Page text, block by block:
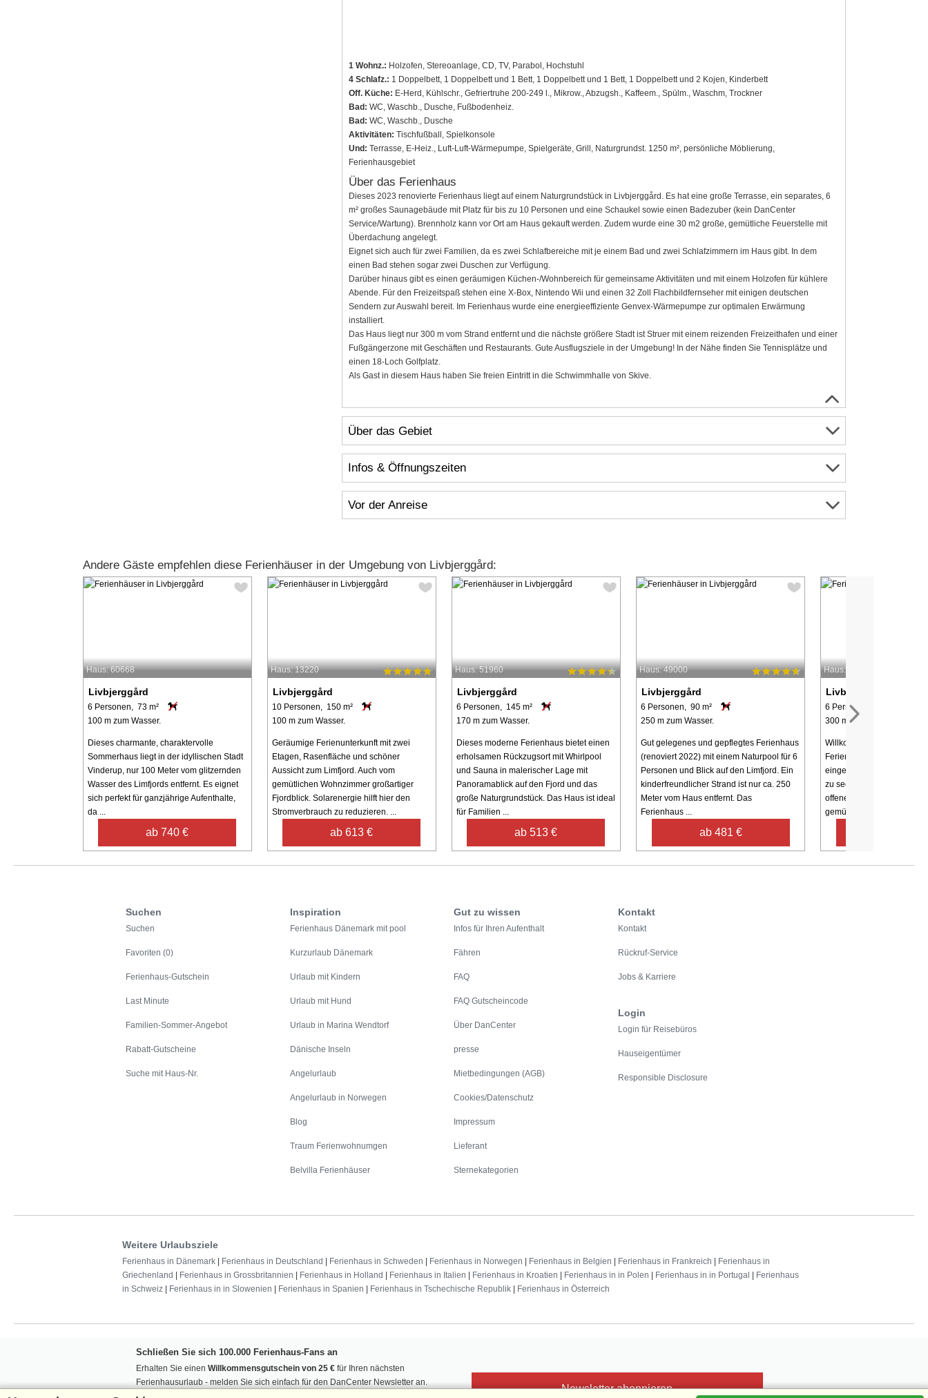
1 Wohnz.: Holzofen, Stereoanlage, CD, TV, Parabol, Hochstuhl
4 Schlafz.: 1 Doppelbett, 1 Doppelbett und 1 Bett, 1 Doppelbett und 1 Bett, 1 Doppelbett und 2 Kojen, Kinderbett
Off. Küche: E-Herd, Kühlschr., Gefriertruhe 200-249 l., Mikrow., Abzugsh., Kaffeem., Spülm., Waschm, Trockner
Bad: WC, Waschb., Dusche, Fußbodenheiz.
Bad: WC, Waschb., Dusche
Aktivitäten: Tischfußball, Spielkonsole
Und: Terrasse, E-Heiz., Luft-Luft-Wärmepumpe, Spielgeräte, Grill, Naturgrundst. 1250 m², persönliche Möblierung,
Ferienhausgebiet
Über das Ferienhaus
Dieses 2023 renovierte Ferienhaus liegt auf einem Naturgrundstück in Livbjerggård. Es hat eine große Terrasse, ein separates, 6
m² großes Saunagebäude mit Platz für bis zu 10 Personen und eine Schaukel sowie einen Badezuber (kein DanCenter
Service/Wartung). Brennholz kann vor Ort am Haus gekauft werden. Zudem wurde eine 30 m2 große, gemütliche Feuerstelle mit
Überdachung angelegt.
Eignet sich auch für zwei Familien, da es zwei Schlafbereiche mit je einem Bad und zwei Schlafzimmern im Haus gibt. In dem
einen Bad stehen sogar zwei Duschen zur Verfügung.
Darüber hinaus gibt es einen geräumigen Küchen-/Wohnbereich für gemeinsame Aktivitäten und mit einem Holzofen für kühlere
Abende. Für den Freizeitspaß stehen eine X-Box, Nintendo Wii und einen 32 Zoll Flachbildfernseher mit einigen deutschen
Sendern zur Auswahl bereit. Im Ferienhaus wurde eine energieeffiziente Genvex-Wärmepumpe zur optimalen Erwärmung
installiert.
Das Haus liegt nur 300 m vom Strand entfernt und die nächste größere Stadt ist Struer mit einem reizenden Freizeithafen und einer
Fußgängerzone mit Geschäften und Restaurants. Gute Ausflugsziele in der Umgebung! In der Nähe finden Sie Tennisplätze und
einen 18-Loch Golfplatz.
Als Gast in diesem Haus haben Sie freien Eintritt in die Schwimmhalle von Skive.
Über das Gebiet
Infos & Öffnungszeiten
Vor der Anreise
Andere Gäste empfehlen diese Ferienhäuser in der Umgebung von Livbjerggård:
Haus: 60668
Livbjerggård
6 Personen, 73 m²
100 m zum Wasser.
Dieses charmante, charaktervolle
Sommerhaus liegt in der idyllischen Stadt
Vinderup, nur 100 Meter vom glitzernden
Wasser des Limfjords entfernt. Es eignet
sich perfekt für ganzjährige Aufenthalte,
da ...
ab 740 €
Haus: 13220
Livbjerggård
10 Personen, 150 m²
100 m zum Wasser.
Geräumige Ferienunterkunft mit zwei
Etagen, Rasenfläche und schöner
Aussicht zum Limfjord. Auch vom
gemütlichen Wohnzimmer großartiger
Fjordblick. Solarenergie hilft hier den
Stromverbrauch zu reduzieren. ...
ab 613 €
Haus: 51960
Livbjerggård
6 Personen, 145 m²
170 m zum Wasser.
Dieses moderne Ferienhaus bietet einen
erholsamen Rückzugsort mit Whirlpool
und Sauna in malerischer Lage mit
Panoramablick auf den Fjord und das
große Naturgrundstück. Das Haus ist ideal
für Familien ...
ab 513 €
Haus: 49000
Livbjerggård
6 Personen, 90 m²
250 m zum Wasser.
Gut gelegenes und gepflegtes Ferienhaus
(renoviert 2022) mit einem Naturpool für 6
Personen und Blick auf den Limfjord. Ein
kinderfreundlicher Strand ist nur ca. 250
Meter vom Haus entfernt. Das
Ferienhaus ...
ab 481 €
Haus: 64228
Livbjerggård
6 Personen, 91 m²
300 m zum Wasser.
Willkommen in diesem 91
Ferienhaus – hell und
eingerichtet mit drei
zu sechs Personen. Hier
offene Küche mit
gemütliche Abende am ...
Suchen
Suchen
Favoriten (0)
Ferienhaus-Gutschein
Last Minute
Familien-Sommer-Angebot
Rabatt-Gutscheine
Suche mit Haus-Nr.
Inspiration
Ferienhaus Dänemark mit pool
Kurzurlaub Dänemark
Urlaub mit Kindern
Urlaub mit Hund
Urlaub in Marina Wendtorf
Dänische Inseln
Angelurlaub
Angelurlaub in Norwegen
Blog
Traum Ferienwohnumgen
Belvilla Ferienhäuser
Gut zu wissen
Infos für Ihren Aufenthalt
Fähren
FAQ
FAQ Gutscheincode
Über DanCenter
presse
Mietbedingungen (AGB)
Cookies/Datenschutz
Impressum
Lieferant
Sternekategorien
Kontakt
Kontakt
Rückruf-Service
Jobs & Karriere
Login
Login für Reisebüros
Hauseigentümer
Responsible Disclosure
Weitere Urlaubsziele
Ferienhaus in Dänemark | Ferienhaus in Deutschland | Ferienhaus in Schweden | Ferienhaus in Norwegen | Ferienhaus in Belgien | Ferienhaus in Frankreich | Ferienhaus in
Griechenland | Ferienhaus in Grossbritannien | Ferienhaus in Holland | Ferienhaus in Italien | Ferienhaus in Kroatien | Ferienhaus in in Polen | Ferienhaus in in Portugal | Ferienhaus
in Schweiz | Ferienhaus in in Slowenien | Ferienhaus in Spanien | Ferienhaus in Tschechische Republik | Ferienhaus in Österreich
Schließen Sie sich 100.000 Ferienhaus-Fans an
Erhalten Sie einen Willkommensgutschein von 25 € für Ihren nächsten
Ferienhausurlaub - melden Sie sich einfach für den DanCenter Newsletter an.
Verpassen Sie nie wieder exklusive Angebote, Gewinnspiele und Urlaubstipps!
Newsletter abonnieren